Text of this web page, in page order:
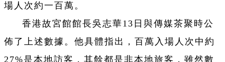
場人次約一百萬。
香港故宮館館長吳志華13日與傳媒茶聚時公
佈了上述數據。他具體指出，百萬入場人次中約
27%是本地訪客，其餘都是非本地旅客，雖然數